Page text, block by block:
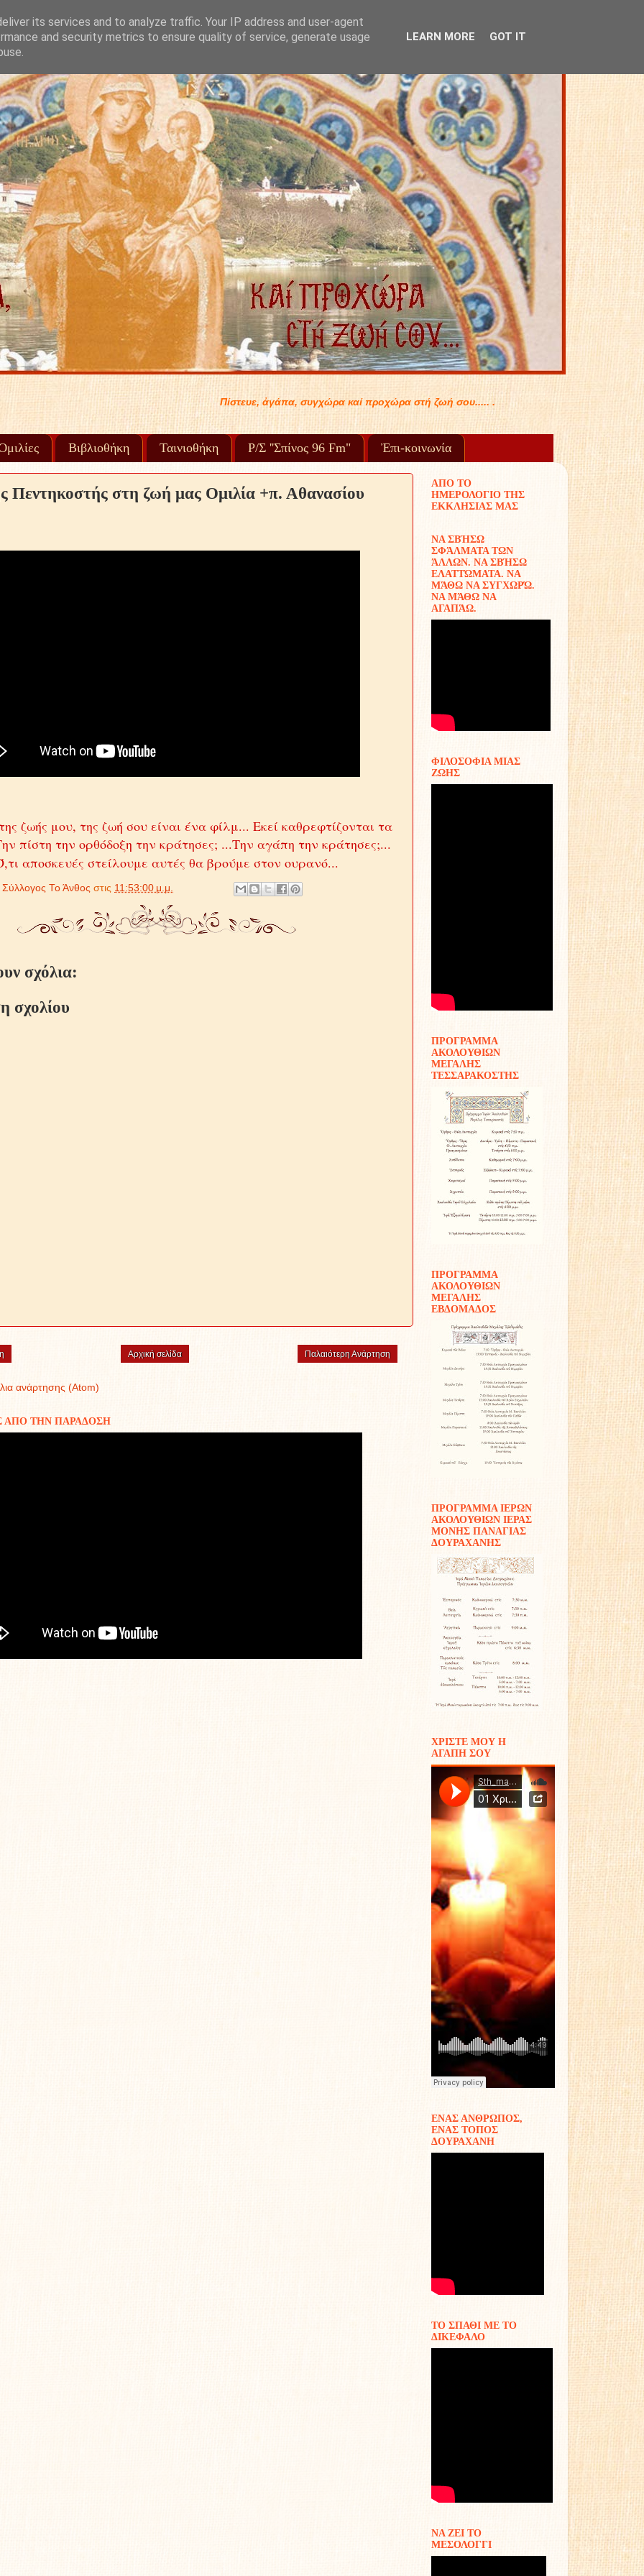
Πίστευε, ἀγάπα, συγχώρα καί προχώρα στή ζωή σου..... .
Βιβλιοθήκη Ταινιοθήκη Ρ/Σ ''Σπίνος 96 Fm" Ἐπι-κοινωνία
Πεντηκοστής στη ζωή μας Ομιλία +π. Αθανασίου
ζωής μου, της ζωή σου είναι ένα φίλμ... Εκεί καθρεφτίζονται τα
πίστη την ορθόδοξη την κράτησες; ...Την αγάπη την κράτησες;...
αποσκευές στείλουμε αυτές θα βρούμε στον ουρανό...
Σύλλογος Το Άνθος στις 11:53:00 μ.μ.
σχόλια:
σχολίου
Παλαιότερη Ανάρτηση
Αρχική σελίδα
ανάρτησης (Atom)
ΑΠΟ ΤΗΝ ΠΑΡΑΔΟΣΗ
ΑΠΟ ΤΟ
ΗΜΕΡΟΛΟΓΙΟ ΤΗΣ
ΕΚΚΛΗΣΙΑΣ ΜΑΣ
ΝΑ ΣΒΉΣΩ
ΣΦΆΛΜΑΤΑ ΤΩΝ
ΆΛΛΩΝ. ΝΑ ΣΒΉΣΩ
ΕΛΑΤΤΏΜΑΤΑ. ΝΑ
ΜΆΘΩ ΝΑ ΣΥΓΧΩΡΏ.
ΝΑ ΜΆΘΩ ΝΑ
ΑΓΑΠΆΩ.
ΦΙΛΟΣΟΦΙΑ ΜΙΑΣ
ΖΩΗΣ
ΠΡΟΓΡΑΜΜΑ
ΑΚΟΛΟΥΘΙΩΝ
ΜΕΓΑΛΗΣ
ΤΕΣΣΑΡΑΚΟΣΤΗΣ
ΠΡΟΓΡΑΜΜΑ
ΑΚΟΛΟΥΘΙΩΝ
ΜΕΓΑΛΗΣ
ΕΒΔΟΜΑΔΟΣ
ΠΡΟΓΡΑΜΜΑ ΙΕΡΩΝ
ΑΚΟΛΟΥΘΙΩΝ ΙΕΡΑΣ
ΜΟΝΗΣ ΠΑΝΑΓΙΑΣ
ΔΟΥΡΑΧΑΝΗΣ
ΧΡΙΣΤΕ ΜΟΥ Η
ΑΓΑΠΗ ΣΟΥ
ΕΝΑΣ ΑΝΘΡΩΠΟΣ,
ΕΝΑΣ ΤΟΠΟΣ
ΔΟΥΡΑΧΑΝΗ
ΤΟ ΣΠΑΘΙ ΜΕ ΤΟ
ΔΙΚΕΦΑΛΟ
ΝΑ ΖΕΙ ΤΟ
ΜΕΣΟΛΟΓΓΙ
its services and to analyze traffic. Your IP address and user-agent
and security metrics to ensure quality of service, generate usage
LEARN MORE GOT IT